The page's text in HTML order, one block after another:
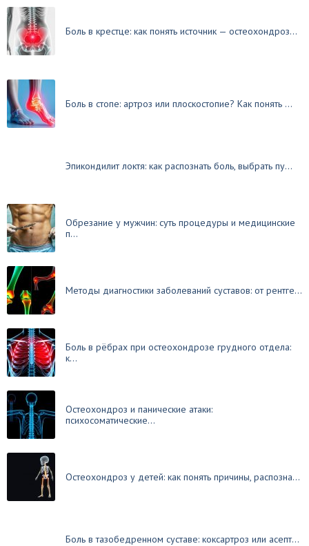
Боль в крестце: как понять источник — остеохондроз...
Боль в стопе: артроз или плоскостопие? Как понять ...
Эпикондилит локтя: как распознать боль, выбрать пу...
Обрезание у мужчин: суть процедуры и медицинские
п...
Методы диагностики заболеваний суставов: от рентге...
Боль в рёбрах при остеохондрозе грудного отдела:
к...
Остеохондроз и панические атаки:
психосоматические...
Остеохондроз у детей: как понять причины, распозна...
Боль в тазобедренном суставе: коксартроз или асепт...